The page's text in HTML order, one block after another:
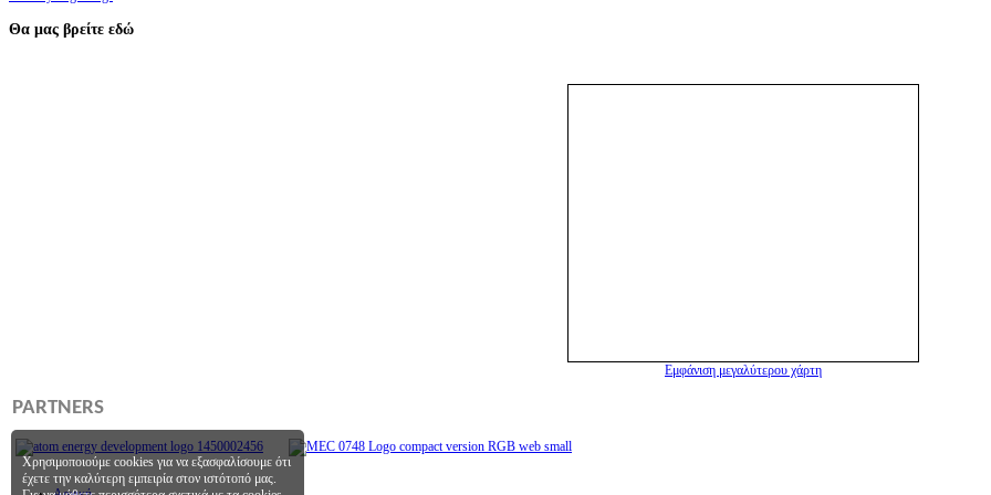
Θα μας βρείτε εδώ
Εμφάνιση μεγαλύτερου χάρτη
PARTNERS
Χρησιμοποιούμε cookies για να εξασφαλίσουμε ότι
έχετε την καλύτερη εμπειρία στον ιστότοπό μας.